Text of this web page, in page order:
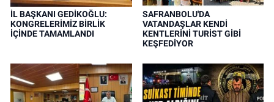
İL BAŞKANI GEDİKOĞLU:
KONGRELERİMİZ BİRLİK
İÇİNDE TAMAMLANDI
SAFRANBOLU'DA
VATANDAŞLAR KENDİ
KENTLERİNİ TURİST GİBİ
KEŞFEDİYOR